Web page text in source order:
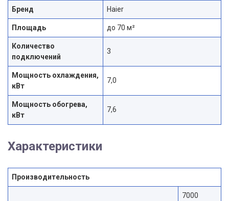
Бренд Haier
Площадь до 70 м²
Количество
подключений
3
Мощность охлаждения,
кВт
7,0
Мощность обогрева,
кВт
7,6
Характеристики
Производительность
7000